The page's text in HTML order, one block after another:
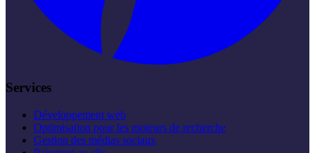
Services
Développement web
Optimisation pour les moteurs de recherche
Gestion des médias sociaux